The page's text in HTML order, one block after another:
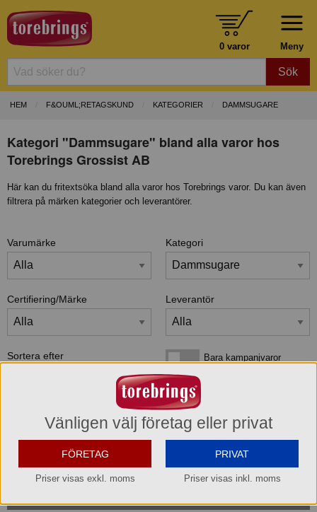
Meny
0 varor
Sök
HEM F&OUML;RETAGSKUND KATEGORIER DAMMSUGARE
Kategori "Dammsugare" bland alla varor hos
Torebrings Grossist AB
Här kan du fritextsöka bland alla varor hos Torebrings varor. Du kan även
filtrera på märken kategorier och leverantörer.
Varumärke Kategori
Certifiering/Märke Leverantör
Sortera efter Bara kampanjvarorBara kampanjvaror
Bara lagervaror
Visa standardläge 2 varor/rad
Vänligen välj företag eller privat
FÖRETAG
Priser visas exkl. moms
PRIVAT
Priser visas inkl. moms